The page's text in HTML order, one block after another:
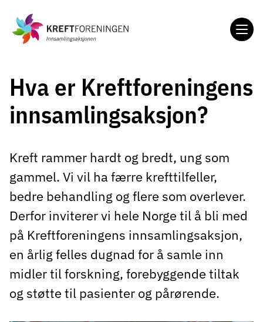
hovedinnholdet
Hva er Kreftforeningens
innsamlingsaksjon?
Kreft rammer hardt og bredt, ung som
gammel. Vi vil ha færre krefttilfeller,
bedre behandling og flere som overlever.
Derfor inviterer vi hele Norge til å bli med
på Kreftforeningens innsamlingsaksjon,
en årlig felles dugnad for å samle inn
midler til forskning, forebyggende tiltak
og støtte til pasienter og pårørende.